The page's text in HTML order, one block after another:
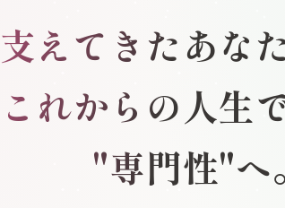
えてきたあな
これからの人生
"専門性"へ。